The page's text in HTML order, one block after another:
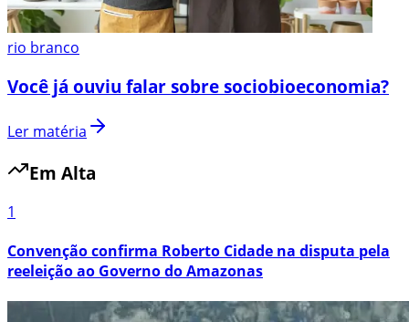
rio branco
Você já ouviu falar sobre sociobioeconomia?
Ler matéria
Em Alta
1
Convenção confirma Roberto Cidade na disputa pela
reeleição ao Governo do Amazonas